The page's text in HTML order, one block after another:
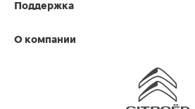
Поддержка
О компании